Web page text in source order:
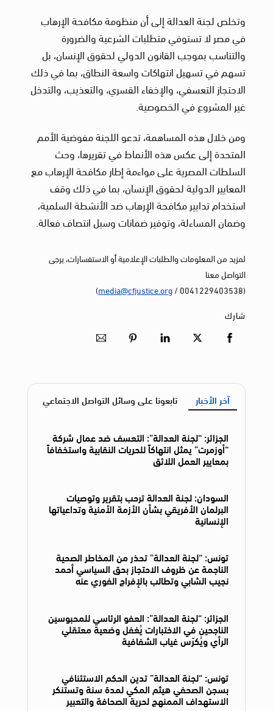
وتخلص لجنة العدالة إلى أن منظومة مكافحة الإرهاب
في مصر لا تستوفي متطلبات الشرعية والضرورة
والتناسب بموجب القانون الدولي لحقوق الإنسان، بل
تسهم في تسهيل انتهاكات واسعة النطاق، بما في ذلك
الاحتجاز التعسفي، والإخفاء القسري، والتعذيب، والتدخل
غير المشروع في الخصوصية.
ومن خلال هذه المساهمة، تدعو اللجنة مفوضية الأمم
المتحدة إلى عكس هذه الأنماط في تقريرها، وحث
السلطات المصرية على مواءمة إطار مكافحة الإرهاب مع
المعايير الدولية لحقوق الإنسان، بما في ذلك وقف
استخدام تدابير مكافحة الإرهاب ضد الأنشطة السلمية،
وضمان المساءلة، وتوفير ضمانات وسبل انتصاف فعالة.
لمزيد من المعلومات والطلبات الإعلامية أو الاستفسارات، يرجى
التواصل معنا
(0041229403538 /
media@cfjustice.org
)
شارك
آخر الأخبار تابعونا على وسائل التواصل الاجتماعي
الجزائر: “لجنة العدالة”: التعسف ضد عمال شركة
“أوزمرت” يمثل انتهاكاً للحريات النقابية واستخفافاً
بمعايير العمل اللائق
السودان: لجنة العدالة ترحب بتقرير وتوصيات
البرلمان الأفريقي بشأن الأزمة الأمنية وتداعياتها
الإنسانية
تونس: “لجنة العدالة” تحذر من المخاطر الصحية
الناجمة عن ظروف الاحتجاز بحق السياسي أحمد
نجيب الشابي وتطالب بالإفراج الفوري عنه
الجزائر: “لجنة العدالة”: العفو الرئاسي للمحبوسين
الناجحين في الاختبارات يُغفل وضعية معتقلي
الرأي ويُكرّس غياب الشفافية
تونس: “لجنة العدالة” تدين الحكم الاستئنافي
بسجن الصحفي هيثم المكي لمدة سنة وتستنكر
الاستهداف الممنهج لحرية الصحافة والتعبير